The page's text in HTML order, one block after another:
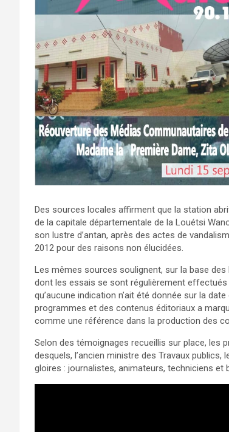
‎Des sources locales affirment que la station
de la capitale départementale de la Louétsi
son lustre d’antan, après des actes de
2012 pour des raisons non élucidées.
Les mêmes sources soulignent, sur la base des
dont les essais se sont régulièrement
qu’aucune indication n’ait été donnée sur la
programmes et des contenus éditoriaux a
comme une référence dans la production des
Selon des témoignages recueillis sur place, les
desquels, l’ancien ministre des Travaux
gloires : journalistes, animateurs, techniciens et